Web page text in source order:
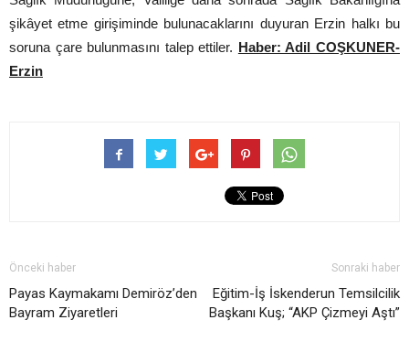
şikâyet etme girişiminde bulunacaklarını duyuran Erzin halkı bu
soruna çare bulunmasını talep ettiler. Haber: Adil COŞKUNER-
Erzin
Önceki haber
Payas Kaymakamı Demiröz’den
Bayram Ziyaretleri
Sonraki haber
Eğitim-İş İskenderun Temsilcilik
Başkanı Kuş; “AKP Çizmeyi Aştı”